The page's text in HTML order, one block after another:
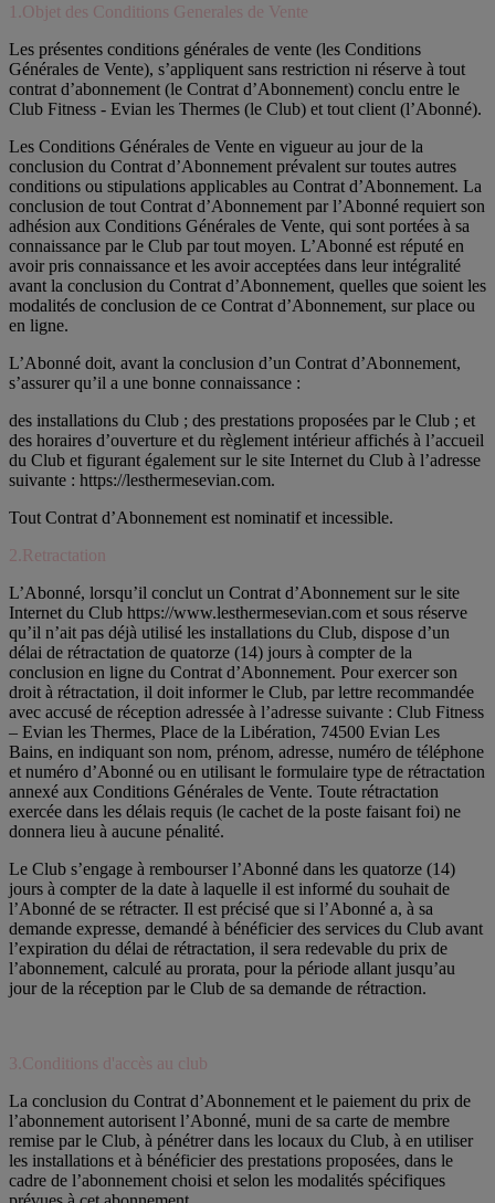
1.Objet des Conditions Generales de Vente
Les présentes conditions générales de vente (les Conditions
Générales de Vente), s’appliquent sans restriction ni réserve à tout
contrat d’abonnement (le Contrat d’Abonnement) conclu entre le
Club Fitness - Evian les Thermes (le Club) et tout client (l’Abonné).
Les Conditions Générales de Vente en vigueur au jour de la
conclusion du Contrat d’Abonnement prévalent sur toutes autres
conditions ou stipulations applicables au Contrat d’Abonnement. La
conclusion de tout Contrat d’Abonnement par l’Abonné requiert son
adhésion aux Conditions Générales de Vente, qui sont portées à sa
connaissance par le Club par tout moyen. L’Abonné est réputé en
avoir pris connaissance et les avoir acceptées dans leur intégralité
avant la conclusion du Contrat d’Abonnement, quelles que soient les
modalités de conclusion de ce Contrat d’Abonnement, sur place ou
en ligne.
L’Abonné doit, avant la conclusion d’un Contrat d’Abonnement,
s’assurer qu’il a une bonne connaissance :
des installations du Club ; des prestations proposées par le Club ; et
des horaires d’ouverture et du règlement intérieur affichés à l’accueil
du Club et figurant également sur le site Internet du Club à l’adresse
suivante : https://lesthermesevian.com.
Tout Contrat d’Abonnement est nominatif et incessible.
2.Retractation
L’Abonné, lorsqu’il conclut un Contrat d’Abonnement sur le site
Internet du Club https://www.lesthermesevian.com et sous réserve
qu’il n’ait pas déjà utilisé les installations du Club, dispose d’un
délai de rétractation de quatorze (14) jours à compter de la
conclusion en ligne du Contrat d’Abonnement. Pour exercer son
droit à rétractation, il doit informer le Club, par lettre recommandée
avec accusé de réception adressée à l’adresse suivante : Club Fitness
– Evian les Thermes, Place de la Libération, 74500 Evian Les
Bains, en indiquant son nom, prénom, adresse, numéro de téléphone
et numéro d’Abonné ou en utilisant le formulaire type de rétractation
annexé aux Conditions Générales de Vente. Toute rétractation
exercée dans les délais requis (le cachet de la poste faisant foi) ne
donnera lieu à aucune pénalité.
Le Club s’engage à rembourser l’Abonné dans les quatorze (14)
jours à compter de la date à laquelle il est informé du souhait de
l’Abonné de se rétracter. Il est précisé que si l’Abonné a, à sa
demande expresse, demandé à bénéficier des services du Club avant
l’expiration du délai de rétractation, il sera redevable du prix de
l’abonnement, calculé au prorata, pour la période allant jusqu’au
jour de la réception par le Club de sa demande de rétraction.
3.Conditions d'accès au club
La conclusion du Contrat d’Abonnement et le paiement du prix de
l’abonnement autorisent l’Abonné, muni de sa carte de membre
remise par le Club, à pénétrer dans les locaux du Club, à en utiliser
les installations et à bénéficier des prestations proposées, dans le
cadre de l’abonnement choisi et selon les modalités spécifiques